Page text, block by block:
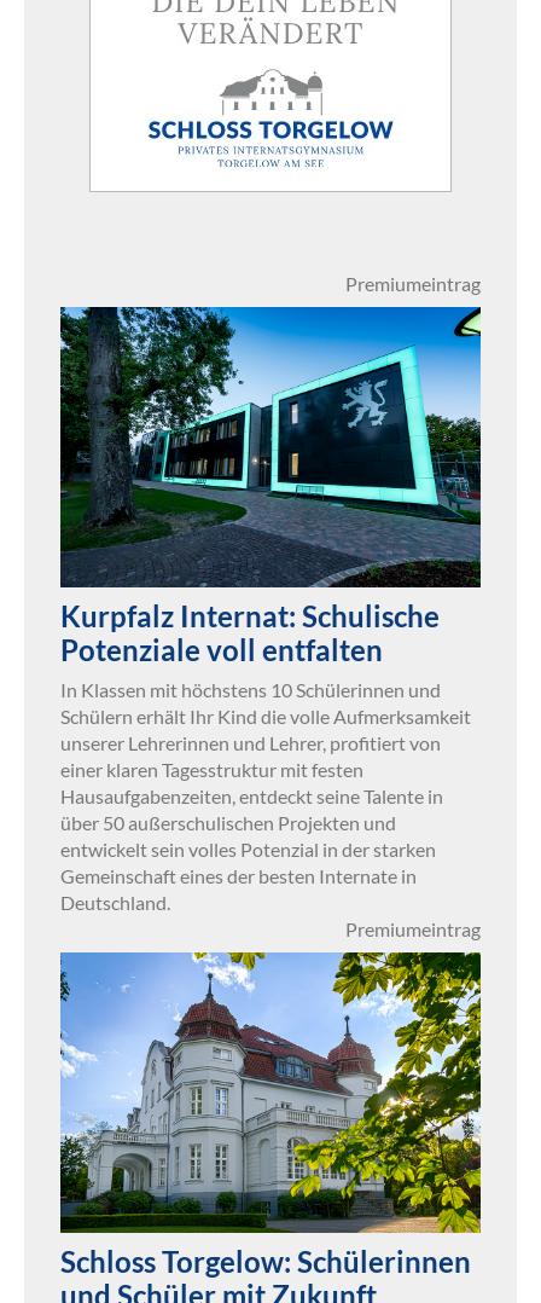
Premiumeintrag
Kurpfalz Internat: Schulische
Potenziale voll entfalten
In Klassen mit höchstens 10 Schülerinnen und
Schülern erhält Ihr Kind die volle Aufmerksamkeit
unserer Lehrerinnen und Lehrer, profitiert von
einer klaren Tagesstruktur mit festen
Hausaufgabenzeiten, entdeckt seine Talente in
über 50 außerschulischen Projekten und
entwickelt sein volles Potenzial in der starken
Gemeinschaft eines der besten Internate in
Deutschland.
Premiumeintrag
Schloss Torgelow: Schülerinnen
und Schüler mit Zukunft